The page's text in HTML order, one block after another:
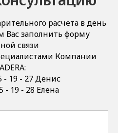
расчета в день
Вас заполнить форму
связи
Компании
- 19 - 27 Денис
- 19 - 28 Елена